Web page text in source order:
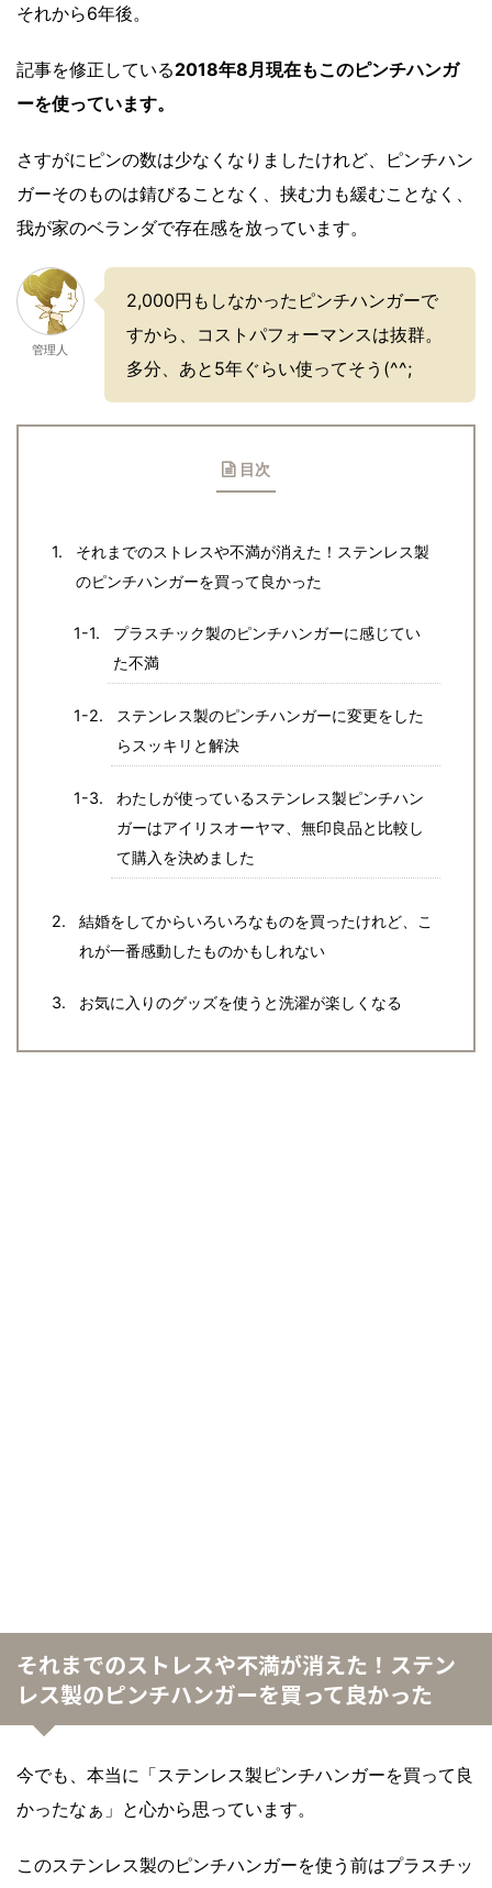
それから6年後。
記事を修正している2018年8月現在もこのピンチハンガ
ーを使っています。
さすがにピンの数は少なくなりましたけれど、ピンチハン
ガーそのものは錆びることなく、挟む力も緩むことなく、
我が家のベランダで存在感を放っています。
管理人
2,000円もしなかったピンチハンガーで
すから、コストパフォーマンスは抜群。
多分、あと5年ぐらい使ってそう(^^;
目次
それまでのストレスや不満が消えた！ステンレス製
のピンチハンガーを買って良かった
プラスチック製のピンチハンガーに感じてい
た不満
ステンレス製のピンチハンガーに変更をした
らスッキリと解決
わたしが使っているステンレス製ピンチハン
ガーはアイリスオーヤマ、無印良品と比較し
て購入を決めました
結婚をしてからいろいろなものを買ったけれど、こ
れが一番感動したものかもしれない
お気に入りのグッズを使うと洗濯が楽しくなる
それまでのストレスや不満が消えた！ステン
レス製のピンチハンガーを買って良かった
今でも、本当に「ステンレス製ピンチハンガーを買って良
かったなぁ」と心から思っています。
このステンレス製のピンチハンガーを使う前はプラスチッ